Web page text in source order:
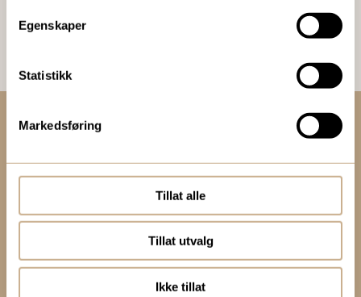
Egenskaper
Statistikk
Markedsføring
Tillat alle
Tillat utvalg
Ikke tillat
+47 67 51 86 00
ortomedic@ortomedic.no
Vollsveien 13 E
1366 LYSAKER